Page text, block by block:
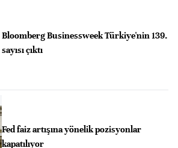
Bloomberg Businessweek Türkiye'nin 139.
sayısı çıktı
Fed faiz artışına yönelik pozisyonlar
kapatılıyor